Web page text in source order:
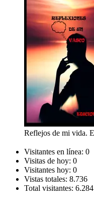
Reflejos de mi vida.
Visitantes en línea: 0
Visitas de hoy: 0
Visitantes hoy: 0
Vistas totales: 8.736
Total visitantes: 6.284